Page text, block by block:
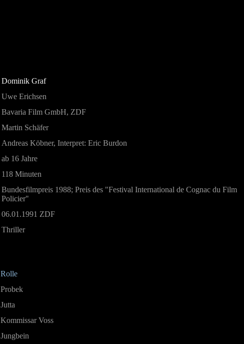
Dominik Graf
Uwe Erichsen
Bavaria Film GmbH, ZDF
Martin Schäfer
Andreas Köbner, Interpret: Eric Burdon
ab 16 Jahre
118 Minuten
Bundesfilmpreis 1988; Preis des "Festival International de Cognac du Film
Policier"
06.01.1991 ZDF
Thriller
Rolle
Probek
Jutta
Kommissar Voss
Jungbein